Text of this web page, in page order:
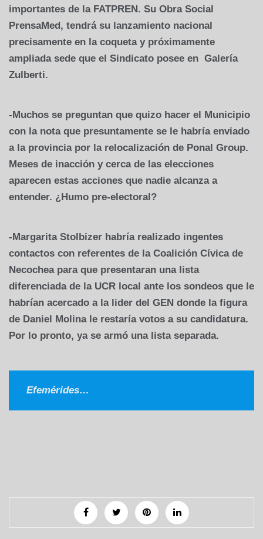
importantes de la FATPREN. Su Obra Social
PrensaMed, tendrá su lanzamiento nacional
precisamente en la coqueta y próximamente
ampliada sede que el Sindicato posee en Galería
Zulberti.
-Muchos se preguntan que quizo hacer el Municipio
con la nota que presuntamente se le habría enviado
a la provincia por la relocalización de Ponal Group.
Meses de inacción y cerca de las elecciones
aparecen estas acciones que nadie alcanza a
entender. ¿Humo pre-electoral?
-Margarita Stolbizer habría realizado ingentes
contactos con referentes de la Coalición Cívica de
Necochea para que presentaran una lista
diferenciada de la UCR local ante los sondeos que le
habrían acercado a la lider del GEN donde la figura
de Daniel Molina le restaría votos a su candidatura.
Por lo pronto, ya se armó una lista separada.
Efemérides…